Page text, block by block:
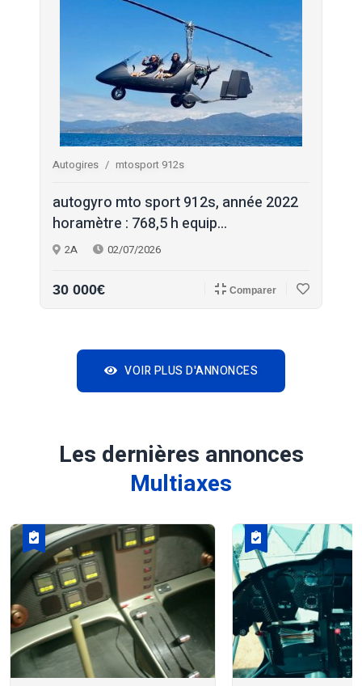
Autogires mtosport 912s
autogyro mto sport 912s, année 2022
horamètre : 768,5 h equip...
2A 02/07/2026
30 000€ Comparer
VOIR PLUS D'ANNONCES
Les dernières annonces
Multiaxes